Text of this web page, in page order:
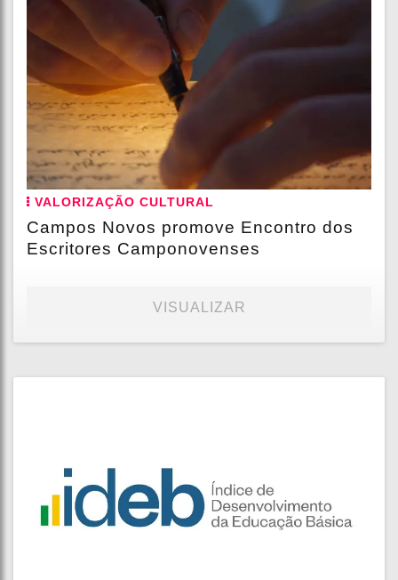
VALORIZAÇÃO CULTURAL
Campos Novos promove Encontro dos
Escritores Camponovenses
VISUALIZAR